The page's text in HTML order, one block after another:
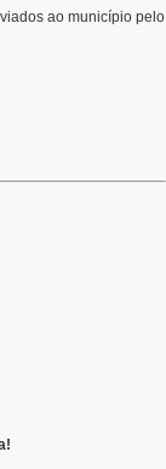
ao município pelo